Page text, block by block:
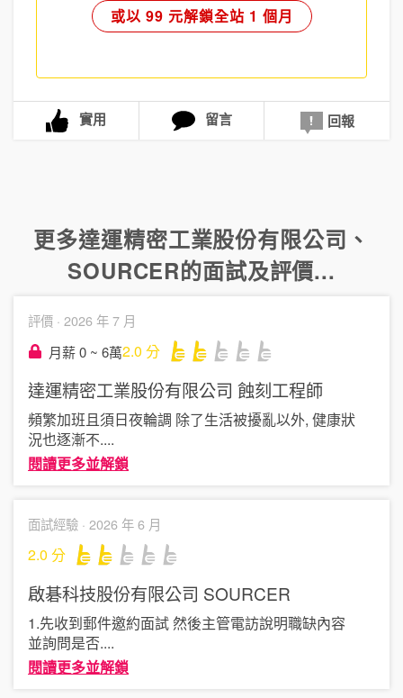
或以 99 元解鎖全站 1 個月
實用 留言 回報
更多達運精密工業股份有限公司 、
SOURCER的面試及評價...
評價 · 2026 年 7 月
月薪 0 ~ 6萬2.0 分
達運精密工業股份有限公司 蝕刻工程師
頻繁加班且須日夜輪調 除了生活被擾亂以外, 健康狀
況也逐漸不....
閱讀更多並解鎖
面試經驗 · 2026 年 6 月
2.0 分
啟碁科技股份有限公司 SOURCER
1.先收到郵件邀約面試 然後主管電訪說明職缺內容
並詢問是否....
閱讀更多並解鎖